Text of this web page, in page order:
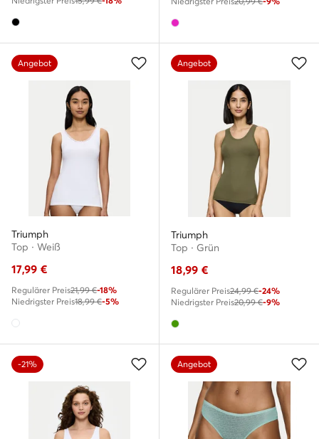
Angebot
Triumph
Top · Weiß
17,99 €
Regulärer Preis21,99 €-18%
Niedrigster Preis18,99 €-5%
Angebot
Triumph
Top · Grün
18,99 €
Regulärer Preis24,99 €-24%
Niedrigster Preis20,99 €-9%
-21% Angebot